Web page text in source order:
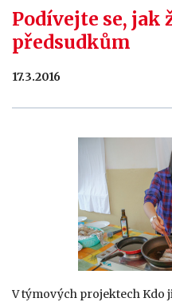
Podívejte se, jak
předsudkům
17.3.2016
V týmových projektech Kdo